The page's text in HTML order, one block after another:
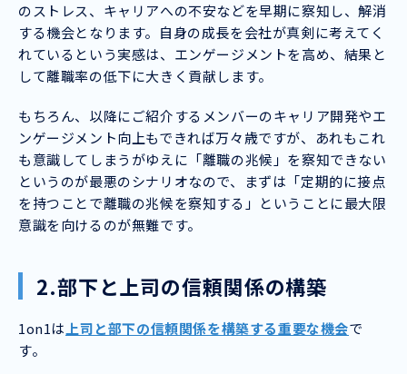
のストレス、キャリアへの不安などを早期に察知し、解消
する機会となります。自身の成長を会社が真剣に考えてく
れているという実感は、エンゲージメントを高め、結果と
して離職率の低下に大きく貢献します。
もちろん、以降にご紹介するメンバーのキャリア開発やエ
ンゲージメント向上もできれば万々歳ですが、あれもこれ
も意識してしまうがゆえに「離職の兆候」を察知できない
というのが最悪のシナリオなので、まずは「定期的に接点
を持つことで離職の兆候を察知する」ということに最大限
意識を向けるのが無難です。
2.部下と上司の信頼関係の構築
1on1は上司と部下の信頼関係を構築する重要な機会で
す。